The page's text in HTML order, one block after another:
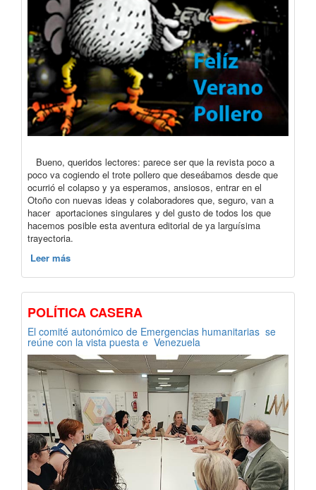
Bueno, queridos lectores: parece ser que la revista poco a
poco va cogiendo el trote pollero que deseábamos desde que
ocurrió el colapso y ya esperamos, ansiosos, entrar en el
Otoño con nuevas ideas y colaboradores que, seguro, van a
hacer aportaciones singulares y del gusto de todos los que
hacemos posible esta aventura editorial de ya larguísima
trayectoria.
Leer más
POLÍTICA CASERA
El comité autonómico de Emergencias humanitarias se
reúne con la vista puesta e Venezuela